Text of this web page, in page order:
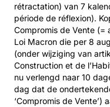
rétractation) van 7
période de réflexion).
Compromis de Vente
Loi Macron die per 8
(onder wijziging van
Construction et de
nu verlengd naar 10
dag dat de
‘Compromis de